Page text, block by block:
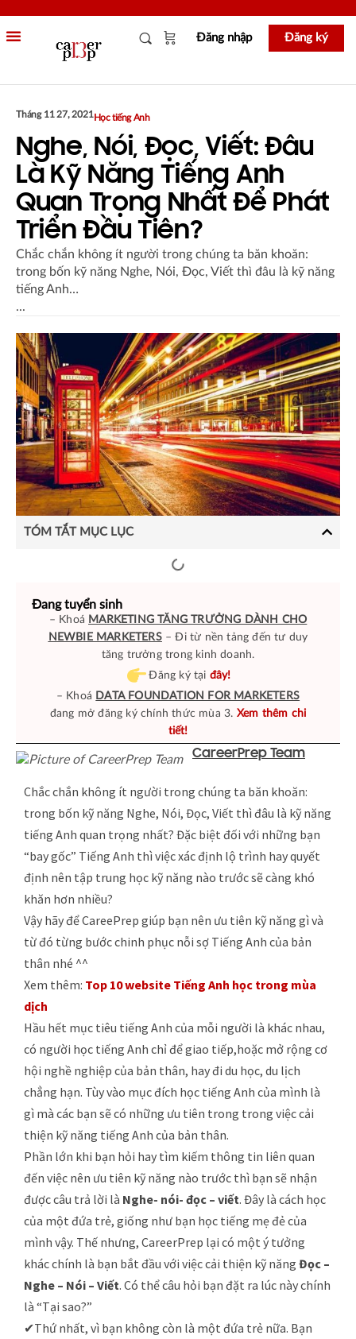
Đăng nhập Đăng ký
Tháng 11 27, 2021Học tiếng Anh
Nghe, Nói, Đọc, Viết: Đâu
Là Kỹ Năng Tiếng Anh
Quan Trọng Nhất Để Phát
Triển Đầu Tiên?
Chắc chắn không ít người trong chúng ta băn khoăn:
trong bốn kỹ năng Nghe, Nói, Đọc, Viết thì đâu là kỹ năng
tiếng Anh…
...
TÓM TẮT MỤC LỤC
Đang tuyển sinh
– Khoá MARKETING TĂNG TRƯỞNG DÀNH CHO
NEWBIE MARKETERS– Đi từ nền tảng đến tư duy
tăng trưởng trong kinh doanh.
Đăng ký tại đây!
– Khoá DATA FOUNDATION FOR MARKETERS
đang mở đăng ký chính thức mùa 3. Xem thêm chi
tiết!
CareerPrep Team
Chắc chắn không ít người trong chúng ta băn khoăn:
trong bốn kỹ năng Nghe, Nói, Đọc, Viết thì đâu là kỹ năng
tiếng Anh quan trọng nhất? Đặc biệt đối với những bạn
“bay gốc” Tiếng Anh thì việc xác định lộ trình hay quyết
định nên tập trung học kỹ năng nào trước sẽ càng khó
khăn hơn nhiều?
Vậy hãy để CareePrep giúp bạn nên ưu tiên kỹ năng gì và
từ đó từng bước chinh phục nỗi sợ Tiếng Anh của bản
thân nhé ^^
Xem thêm: Top 10 website Tiếng Anh học trong mùa
dịch
Hầu hết mục tiêu tiếng Anh của mỗi người là khác nhau,
có người học tiếng Anh chỉ để giao tiếp,hoặc mở rộng cơ
hội nghề nghiệp của bản thân, hay đi du học, du lịch
chẳng hạn. Tùy vào mục đích học tiếng Anh của mình là
gì mà các bạn sẽ có những ưu tiên trong trong việc cải
thiện kỹ năng tiếng Anh của bản thân.
Phần lớn khi bạn hỏi hay tìm kiếm thông tin liên quan
đến việc nên ưu tiên kỹ năng nào trước thì bạn sẽ nhận
được câu trả lời là Nghe- nói- đọc – viết. Đây là cách học
của một đứa trẻ, giống như bạn học tiếng mẹ đẻ của
mình vậy. Thế nhưng, CareerPrep lại có một ý tưởng
khác chính là bạn bắt đầu với việc cải thiện kỹ năng Đọc –
Nghe – Nói – Viết. Có thể câu hỏi bạn đặt ra lúc này chính
là “Tại sao?”
✔Thứ nhất, vì bạn không còn là một đứa trẻ nữa. Bạn